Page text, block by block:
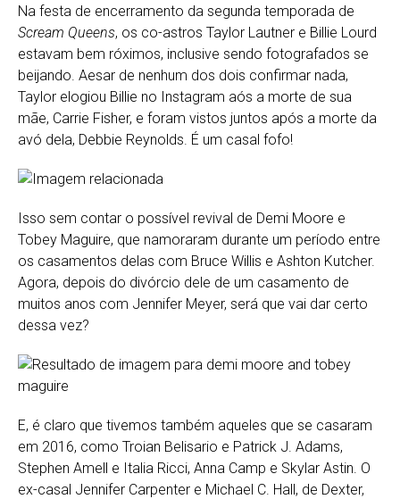
Na festa de encerramento da segunda temporada de
Scream Queens, os co-astros Taylor Lautner e Billie Lourd
estavam bem róximos, inclusive sendo fotografados se
beijando. Aesar de nenhum dos dois confirmar nada,
Taylor elogiou Billie no Instagram aós a morte de sua
mãe, Carrie Fisher, e foram vistos juntos após a morte da
avó dela, Debbie Reynolds. É um casal fofo!
Isso sem contar o possível revival de Demi Moore e
Tobey Maguire, que namoraram durante um período entre
os casamentos delas com Bruce Willis e Ashton Kutcher.
Agora, depois do divórcio dele de um casamento de
muitos anos com Jennifer Meyer, será que vai dar certo
dessa vez?
E, é claro que tivemos também aqueles que se casaram
em 2016, como Troian Belisario e Patrick J. Adams,
Stephen Amell e Italia Ricci, Anna Camp e Skylar Astin. O
ex-casal Jennifer Carpenter e Michael C. Hall, de Dexter,